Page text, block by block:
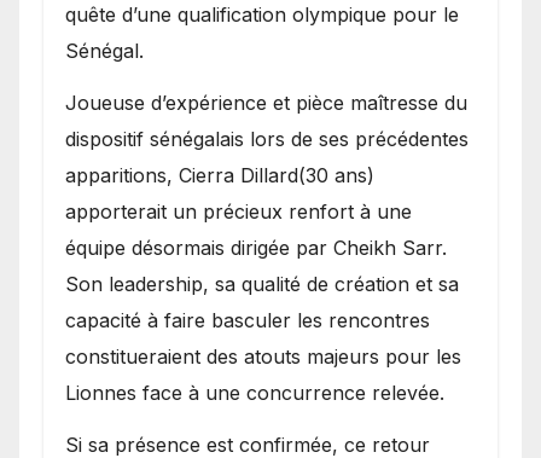
quête d’une qualification olympique pour le
Sénégal.
Joueuse d’expérience et pièce maîtresse du
dispositif sénégalais lors de ses précédentes
apparitions, Cierra Dillard(30 ans)
apporterait un précieux renfort à une
équipe désormais dirigée par Cheikh Sarr.
Son leadership, sa qualité de création et sa
capacité à faire basculer les rencontres
constitueraient des atouts majeurs pour les
Lionnes face à une concurrence relevée.
Si sa présence est confirmée, ce retour